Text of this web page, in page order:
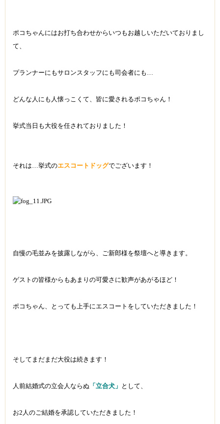
ポコちゃんにはお打ち合わせからいつもお越しいただいておりまし
て、
プランナーにもサロンスタッフにも司会者にも…
どんな人にも人懐っこくて、皆に愛されるポコちゃん！
挙式当日も大役を任されておりました！
それは…挙式のエスコートドッグでございます！
自慢の毛並みを披露しながら、 ご新郎様を祭壇へと導きます。
ゲストの皆様からもあまりの可愛さに歓声があがるほど！
ポコちゃん、とっても上手にエスコートをしていただきました！
そしてまだまだ大役は続きます！
人前結婚式の立会人ならぬ 「立合犬」 として、
お2人のご結婚を承認していただきました！